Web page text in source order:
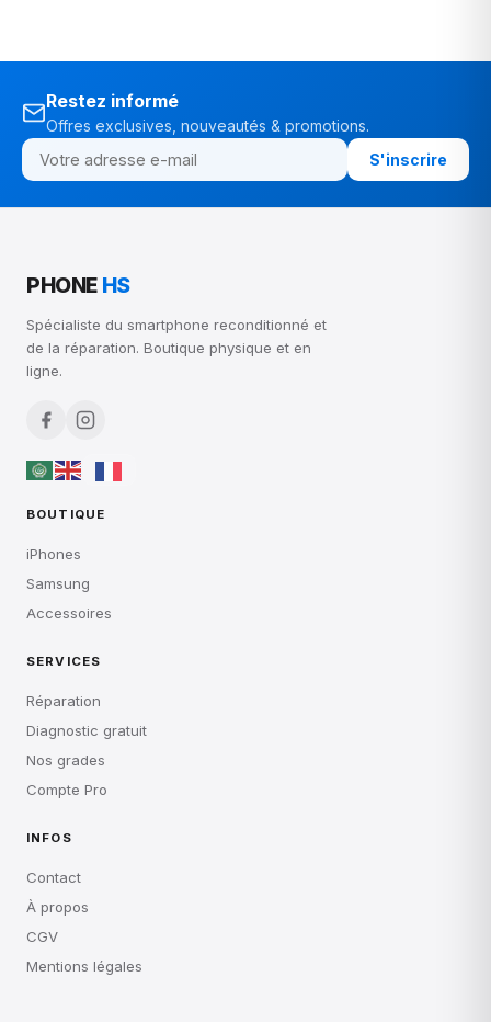
Restez informé
Offres exclusives, nouveautés & promotions.
S'inscrire
PHONE HS
Spécialiste du smartphone reconditionné et
de la réparation. Boutique physique et en
ligne.
BOUTIQUE
iPhones
Samsung
Accessoires
SERVICES
Réparation
Diagnostic gratuit
Nos grades
Compte Pro
INFOS
Contact
À propos
CGV
Mentions légales